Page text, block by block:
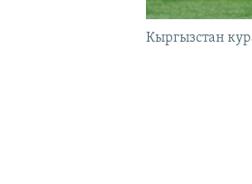
Кыргызстан